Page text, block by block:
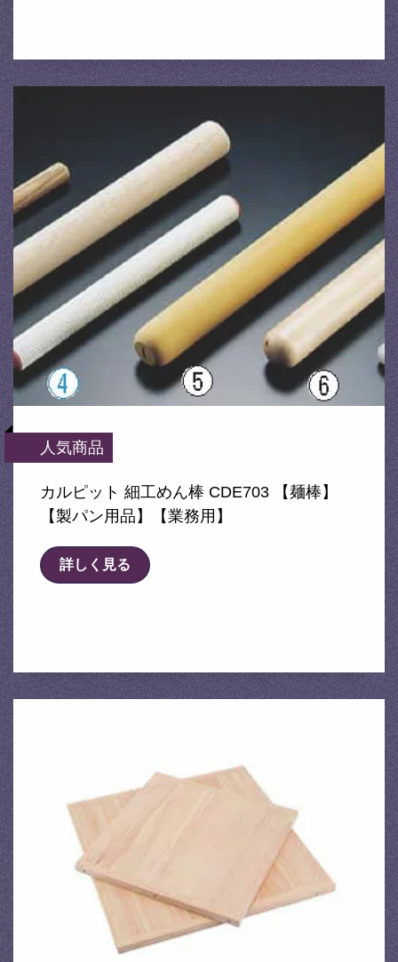
人気商品
カルピット 細工めん棒 CDE703 【麺棒】
【製パン用品】【業務用】
詳しく見る